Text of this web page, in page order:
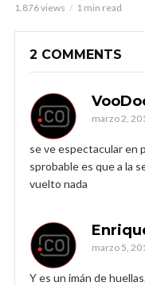
1.876 views 1 min read
2 COMMENTS
marzo 2,
se ve espectacular en
sprobable es que a la
vuelto nada
marzo 5,
Y es un imán de